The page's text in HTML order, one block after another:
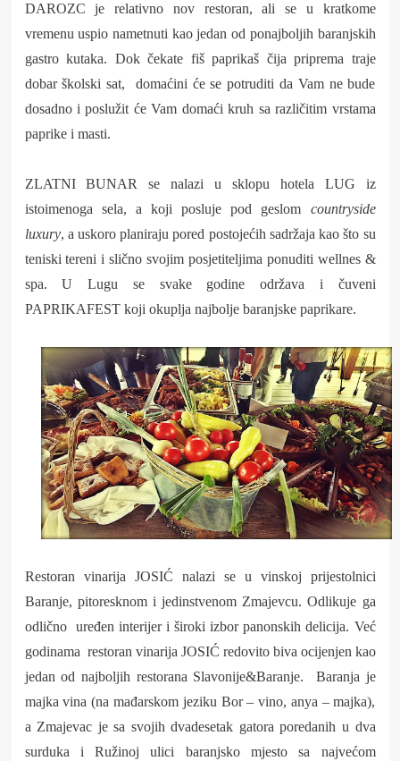
DAROZC je relativno nov restoran, ali se u kratkome
vremenu uspio nametnuti kao jedan od ponajboljih baranjskih
gastro kutaka. Dok čekate fiš paprikaš čija priprema traje
dobar školski sat, domaćini će se potruditi da Vam ne bude
dosadno i poslužit će Vam domaći kruh sa različitim vrstama
paprike i masti.
ZLATNI BUNAR se nalazi u sklopu hotela LUG iz
istoimenoga sela, a koji posluje pod geslom countryside
luxury, a uskoro planiraju pored postojećih sadržaja kao što su
teniski tereni i slično svojim posjetiteljima ponuditi wellnes &
spa. U Lugu se svake godine održava i čuveni
PAPRIKAFEST koji okuplja najbolje baranjske paprikare.
Restoran vinarija JOSIĆ nalazi se u vinskoj prijestolnici
Baranje, pitoresknom i jedinstvenom Zmajevcu. Odlikuje ga
odlično uređen interijer i široki izbor panonskih delicija. Već
godinama restoran vinarija JOSIĆ redovito biva ocijenjen kao
jedan od najboljih restorana Slavonije&Baranje. Baranja je
majka vina (na mađarskom jeziku Bor – vino, anya – majka),
a Zmajevac je sa svojih dvadesetak gatora poredanih u dva
surduka i Ružinoj ulici baranjsko mjesto sa najvećom